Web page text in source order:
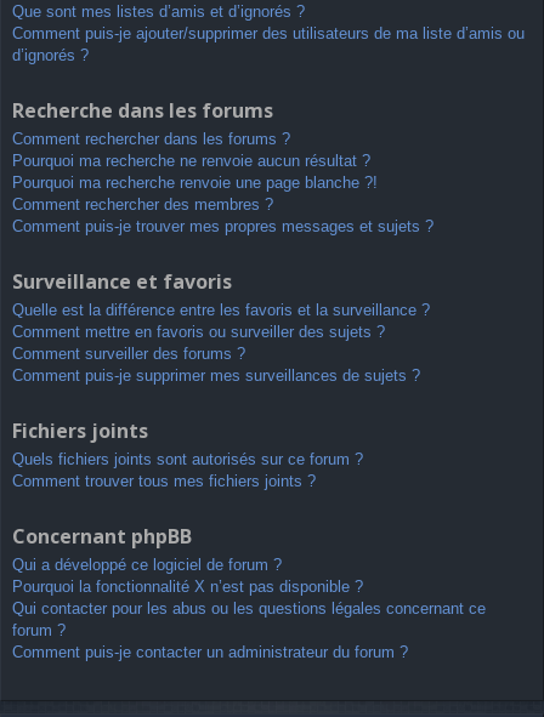
Que sont mes listes d’amis et d’ignorés ?
Comment puis-je ajouter/supprimer des utilisateurs de ma liste d’amis ou
d’ignorés ?
Recherche dans les forums
Comment rechercher dans les forums ?
Pourquoi ma recherche ne renvoie aucun résultat ?
Pourquoi ma recherche renvoie une page blanche ?!
Comment rechercher des membres ?
Comment puis-je trouver mes propres messages et sujets ?
Surveillance et favoris
Quelle est la différence entre les favoris et la surveillance ?
Comment mettre en favoris ou surveiller des sujets ?
Comment surveiller des forums ?
Comment puis-je supprimer mes surveillances de sujets ?
Fichiers joints
Quels fichiers joints sont autorisés sur ce forum ?
Comment trouver tous mes fichiers joints ?
Concernant phpBB
Qui a développé ce logiciel de forum ?
Pourquoi la fonctionnalité X n’est pas disponible ?
Qui contacter pour les abus ou les questions légales concernant ce
forum ?
Comment puis-je contacter un administrateur du forum ?